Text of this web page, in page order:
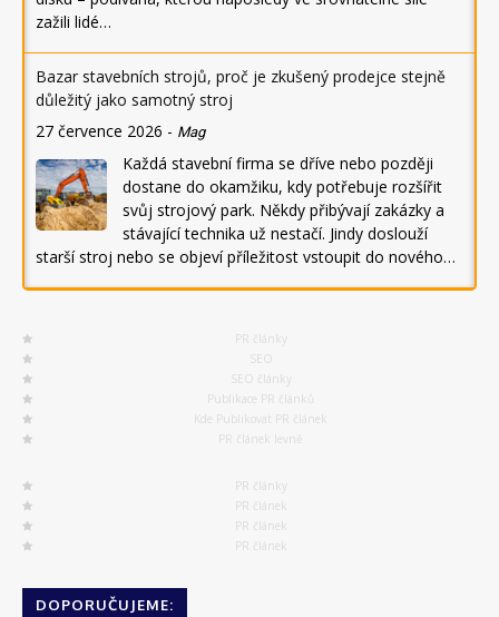
zažili lidé…
Bazar stavebních strojů, proč je zkušený prodejce stejně
důležitý jako samotný stroj
27 července 2026 - Mag
Každá stavební firma se dříve nebo později
dostane do okamžiku, kdy potřebuje rozšířit
svůj strojový park. Někdy přibývají zakázky a
stávající technika už nestačí. Jindy doslouží
starší stroj nebo se objeví příležitost vstoupit do nového…
PR články
SEO
SEO články
Publikace PR článků
Kde Publikovat PR článek
PR článek levně
PR články
PR článek
PR článek
PR článek
DOPORUČUJEME: